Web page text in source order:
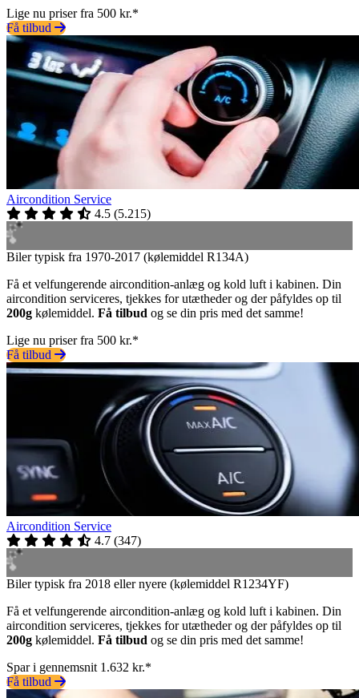
Lige nu priser fra 500 kr.*
Få tilbud
Aircondition Service
4.5 (5.215)
Biler typisk fra 1970-2017 (kølemiddel R134A)
Få et velfungerende aircondition-anlæg og kold luft i kabinen. Din
aircondition serviceres, tjekkes for utætheder og der påfyldes op til
200g kølemiddel. Få tilbud og se din pris med det samme!
Lige nu priser fra 500 kr.*
Få tilbud
Aircondition Service
4.7 (347)
Biler typisk fra 2018 eller nyere (kølemiddel R1234YF)
Få et velfungerende aircondition-anlæg og kold luft i kabinen. Din
aircondition serviceres, tjekkes for utætheder og der påfyldes op til
200g kølemiddel. Få tilbud og se din pris med det samme!
Spar i gennemsnit 1.632 kr.*
Få tilbud